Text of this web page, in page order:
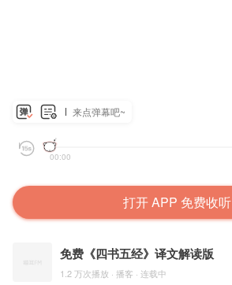
来点弹幕吧~
00:00
打开 APP 免费收听
免费《四书五经》译文解读版
1.2 万次播放 · 播客 · 连载中